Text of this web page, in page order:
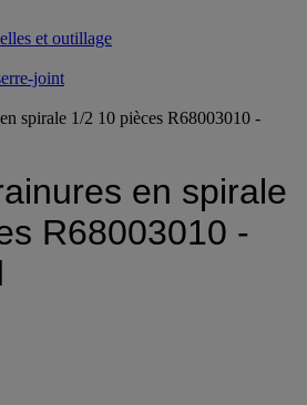
et outillage
joint
spirale 1/2 10 pièces R68003010 -
en spirale
R68003010 -